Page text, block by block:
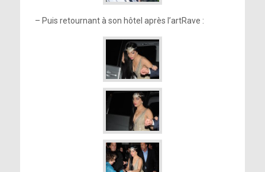
– Puis retournant à son hôtel après l’artRave :